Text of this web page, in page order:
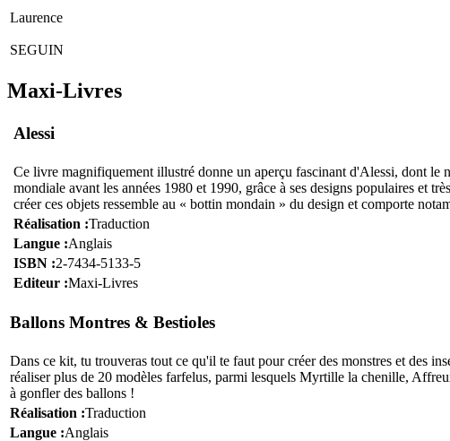
Laurence
SEGUIN
Maxi-Livres
Alessi
Ce livre magnifiquement illustré donne un aperçu fascinant d'Alessi, dont le
mondiale avant les années 1980 et 1990, grâce à ses designs populaires et
créer ces objets ressemble au « bottin mondain » du design et comporte
Réalisation :Traduction
Langue :Anglais
ISBN :2-7434-5133-5
Editeur :Maxi-Livres
Ballons Montres & Bestioles
Dans ce kit, tu trouveras tout ce qu'il te faut pour créer des monstres et des
réaliser plus de 20 modèles farfelus, parmi lesquels Myrtille la chenille,
à gonfler des ballons !
Réalisation :Traduction
Langue :Anglais